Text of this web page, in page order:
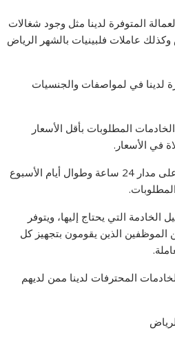
المتوفرة لدينا مثل وجود شغالات
عاملات فلبينيات بالشهر الرياض
لدينا في لمواصفات والجنسيات
المطلوبات بأقل الأسعار
في الأسعار.
نوفر لك إمكانية التواصل معنا على مدار 24 ساعة وطوال أيام الأسبوع
التي يحتاج إليها، ويتوفر
الموظفين الذين يقومون بتجهيز كل
المحترفات لدينا ممن لديهم